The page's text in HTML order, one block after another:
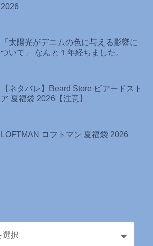
2026
「太陽光がデニムの色に与える影響に
ついて」 なんと１年経ちました。
【ネタバレ】Beard Store ビアードスト
ア 夏福袋 2026【注意】
LOFTMAN ロフトマン 夏福袋 2026